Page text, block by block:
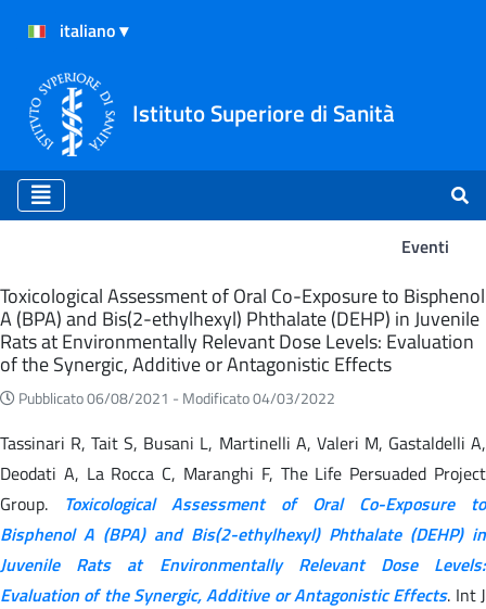
Istituto Superiore di Sanità
Eventi
Eventi
Toxicological Assessment of Oral Co-Exposure to Bisphenol
A (BPA) and Bis(2-ethylhexyl) Phthalate (DEHP) in Juvenile
Rats at Environmentally Relevant Dose Levels: Evaluation
of the Synergic, Additive or Antagonistic Effects
Pubblicato 06/08/2021 - Modificato 04/03/2022
Tassinari R, Tait S, Busani L, Martinelli A, Valeri M, Gastaldelli A,
Deodati A, La Rocca C, Maranghi F, The Life Persuaded Project
Group. Toxicological Assessment of Oral Co-Exposure to
Bisphenol A (BPA) and Bis(2-ethylhexyl) Phthalate (DEHP) in
Juvenile Rats at Environmentally Relevant Dose Levels:
Evaluation of the Synergic, Additive or Antagonistic Effects. Int J